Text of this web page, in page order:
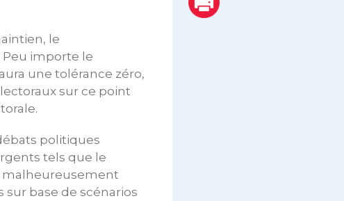
le
importe le
une tolérance zéro,
sur ce point
politiques
tels que le
malheureusement
base de scénarios